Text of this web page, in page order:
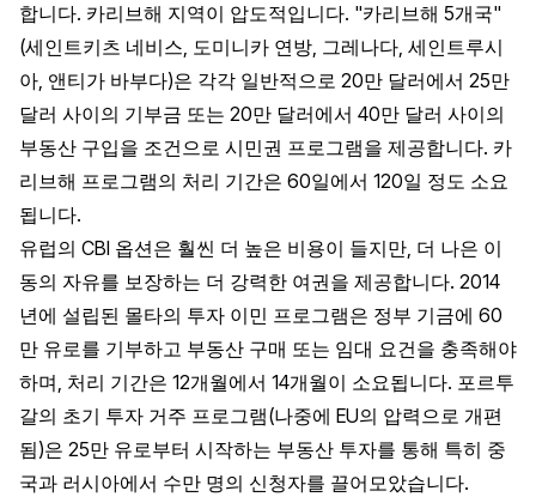
합니다. 카리브해 지역이 압도적입니다. "카리브해 5개국"
(세인트키츠 네비스, 도미니카 연방, 그레나다, 세인트루시
아, 앤티가 바부다)은 각각 일반적으로 20만 달러에서 25만
달러 사이의 기부금 또는 20만 달러에서 40만 달러 사이의
부동산 구입을 조건으로 시민권 프로그램을 제공합니다. 카
리브해 프로그램의 처리 기간은 60일에서 120일 정도 소요
됩니다.
유럽의 CBI 옵션은 훨씬 더 높은 비용이 들지만, 더 나은 이
동의 자유를 보장하는 더 강력한 여권을 제공합니다. 2014
년에 설립된 몰타의 투자 이민 프로그램은 정부 기금에 60
만 유로를 기부하고 부동산 구매 또는 임대 요건을 충족해야
하며, 처리 기간은 12개월에서 14개월이 소요됩니다. 포르투
갈의 초기 투자 거주 프로그램(나중에 EU의 압력으로 개편
됨)은 25만 유로부터 시작하는 부동산 투자를 통해 특히 중
국과 러시아에서 수만 명의 신청자를 끌어모았습니다.